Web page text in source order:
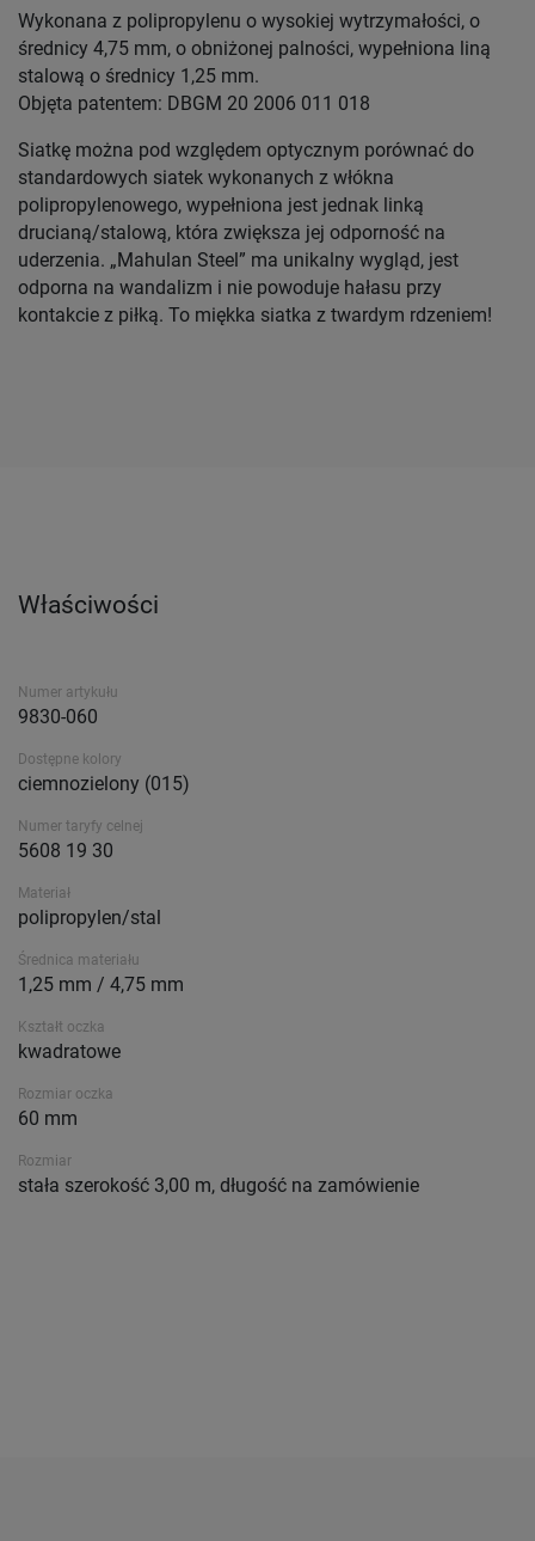
Wykonana z polipropylenu o wysokiej wytrzymałości, o
średnicy 4,75 mm, o obniżonej palności, wypełniona liną
stalową o średnicy 1,25 mm.
Objęta patentem: DBGM 20 2006 011 018
Siatkę można pod względem optycznym porównać do
standardowych siatek wykonanych z włókna
polipropylenowego, wypełniona jest jednak linką
drucianą/stalową, która zwiększa jej odporność na
uderzenia. „Mahulan Steel” ma unikalny wygląd, jest
odporna na wandalizm i nie powoduje hałasu przy
kontakcie z piłką. To miękka siatka z twardym rdzeniem!
Właściwości
Numer artykułu
9830-060
Dostępne kolory
ciemnozielony (015)
Numer taryfy celnej
5608 19 30
Materiał
polipropylen/stal
Średnica materiału
1,25 mm / 4,75 mm
Kształt oczka
kwadratowe
Rozmiar oczka
60 mm
Rozmiar
stała szerokość 3,00 m, długość na zamówienie